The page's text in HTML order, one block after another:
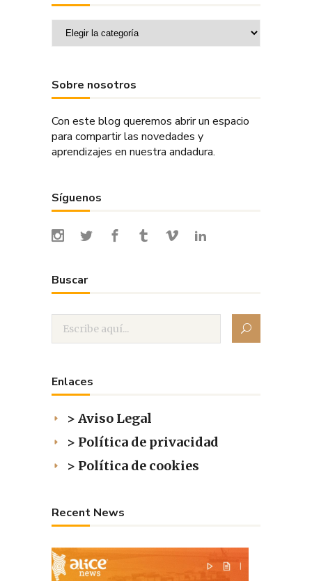
Categoría
Sobre nosotros
Con este blog queremos abrir un espacio
para compartir las novedades y
aprendizajes en nuestra andadura.
Síguenos
Buscar
Enlaces
> Aviso Legal
> Política de privacidad
> Política de cookies
Recent News